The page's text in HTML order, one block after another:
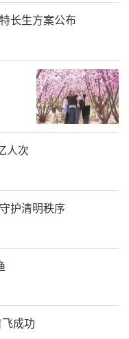
长生方案公布
人次
护清明秩序
成功